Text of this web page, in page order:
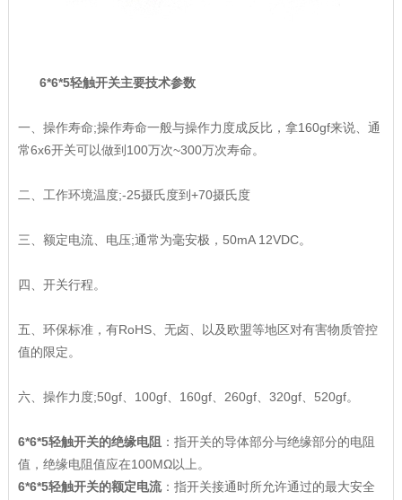
6*6*5轻触开关主要技术参数
一、操作寿命;操作寿命一般与操作力度成反比，拿160gf来说、通
常6x6开关可以做到100万次~300万次寿命。
二、工作环境温度;-25摄氏度到+70摄氏度
三、额定电流、电压;通常为毫安极，50mA 12VDC。
四、开关行程。
五、环保标准，有RoHS、无卤、以及欧盟等地区对有害物质管控
值的限定。
六、操作力度;50gf、100gf、160gf、260gf、320gf、520gf。
6*6*5轻触开关的绝缘电阻 ：指开关的导体部分与绝缘部分的电阻
值，绝缘电阻值应在100MΩ以上。
6*6*5轻触开关的额定电流：指开关接通时所允许通过的最大安全